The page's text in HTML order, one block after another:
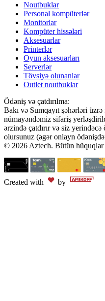
Noutbuklar
Personal kompüterlər
Monitorlar
Kompüter hissələri
Aksesuarlar
Printerlər
Oyun aksesuarları
Serverlər
Tövsiyə olunanlar
Outlet noutbuklar
Ödəniş və çatdırılma:
Bakı və Sumqayıt şəhərləri
nümayəndəmiz sifariş
ərzində çatdırır və siz
olursunuz (əgər onlayn
© 2026 Aztech. Bütün hüquqlar
Created with by